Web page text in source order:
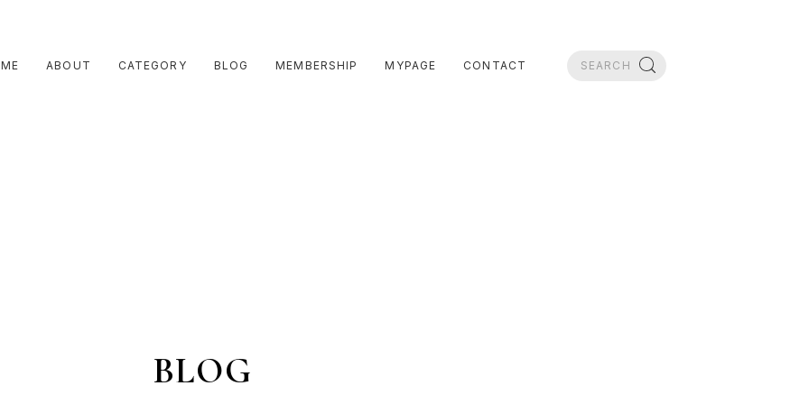
ABOUT CATEGORY BLOG MEMBERSHIP MYPAGE CONTACT
BLOG